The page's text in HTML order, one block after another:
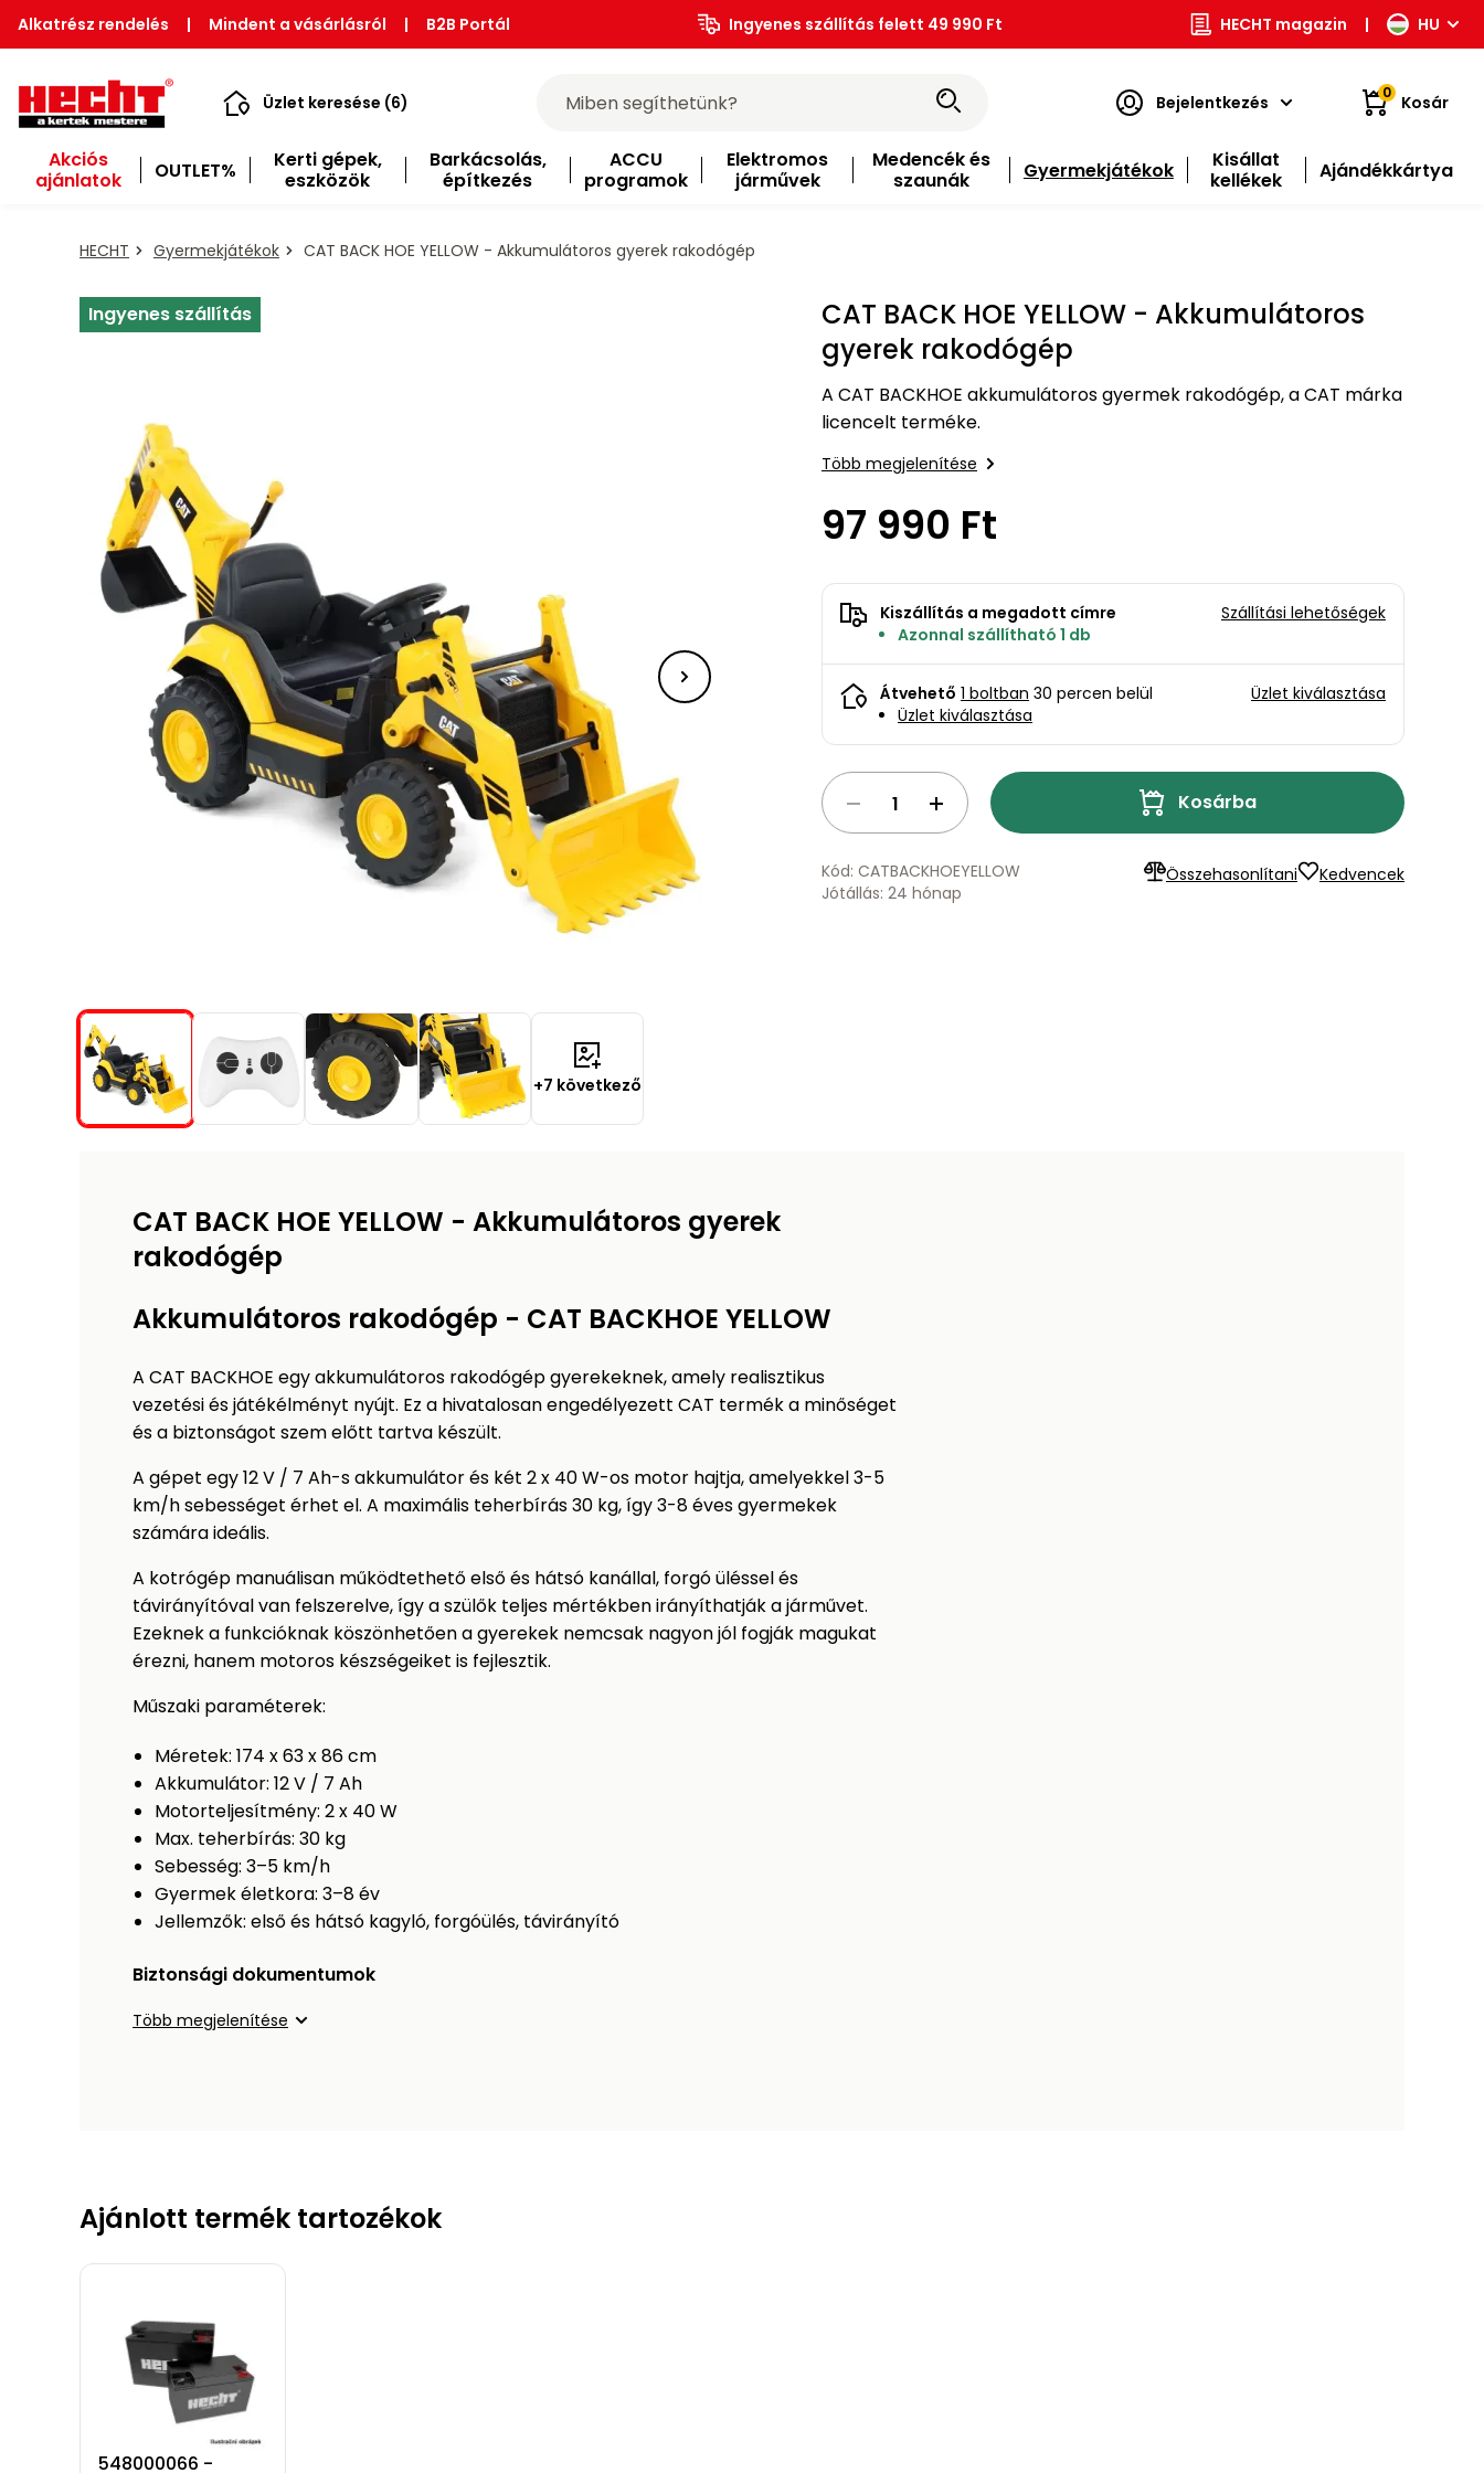
Alkatrész rendelés | Mindent a vásárlásról | B2B Portál Ingyenes szállítás felett 49 990 Ft HECHT magazin | HU
Üzlet keresése (6) Bejelentkezés 0 Kosár
Akciós
ajánlatok
OUTLET%
Kerti gépek,
eszközök
Barkácsolás,
építkezés
ACCU
programok
Elektromos
járművek
Medencék és
szaunák
Gyermekjátékok
Kisállat
kellékek
Ajándékkártya
HECHT Gyermekjátékok CAT BACK HOE YELLOW - Akkumulátoros gyerek rakodógép
Ingyenes szállítás
+7 következő
CAT BACK HOE YELLOW - Akkumulátoros
gyerek rakodógép
A CAT BACKHOE akkumulátoros gyermek rakodógép, a CAT márka
licencelt terméke.
Több megjelenítése
97 990 Ft
Kiszállítás a megadott címre
Azonnal szállítható 1 db
Szállítási lehetőségek
Átvehető 1 boltban 30 percen belül
Üzlet kiválasztása
Üzlet kiválasztása
Kosárba
Összehasonlítani Kedvencek
Kód: CATBACKHOEYELLOW
Jótállás: 24 hónap
CAT BACK HOE YELLOW - Akkumulátoros gyerek
rakodógép
Akkumulátoros rakodógép - CAT BACKHOE YELLOW
A CAT BACKHOE egy akkumulátoros rakodógép gyerekeknek, amely realisztikus
vezetési és játékélményt nyújt. Ez a hivatalosan engedélyezett CAT termék a minőséget
és a biztonságot szem előtt tartva készült.
A gépet egy 12 V / 7 Ah-s akkumulátor és két 2 x 40 W-os motor hajtja, amelyekkel 3-5
km/h sebességet érhet el. A maximális teherbírás 30 kg, így 3-8 éves gyermekek
számára ideális.
A kotrógép manuálisan működtethető első és hátsó kanállal, forgó üléssel és
távirányítóval van felszerelve, így a szülők teljes mértékben irányíthatják a járművet.
Ezeknek a funkcióknak köszönhetően a gyerekek nemcsak nagyon jól fogják magukat
érezni, hanem motoros készségeiket is fejlesztik.
Műszaki paraméterek:
Méretek: 174 x 63 x 86 cm
Akkumulátor: 12 V / 7 Ah
Motorteljesítmény: 2 x 40 W
Max. teherbírás: 30 kg
Sebesség: 3–5 km/h
Gyermek életkora: 3–8 év
Jellemzők: első és hátsó kagyló, forgóülés, távirányító
Biztonsági dokumentumok
Több megjelenítése
Ajánlott termék tartozékok
548000066 -